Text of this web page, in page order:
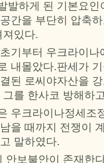
발하게 된 기본요
간을 부단히 압축
져있다.
기부터 우크라이
내몰았다.판세가
된 로씨야자산을
를 한사코 방해하
우크라이나정세조
을 때까지 전쟁이
말하였다.
안보불안이 존재한